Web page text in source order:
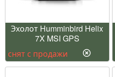
Эхолот Humminbird Helix
7X MSI GPS
снят с продажи